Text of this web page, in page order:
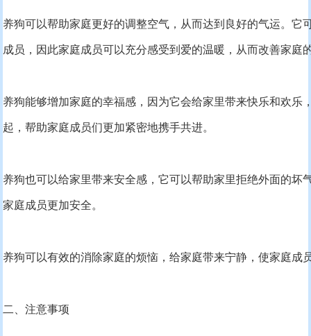
养狗可以帮助家庭更好的调整空气，从而达到良好的气运。它
成员，因此家庭成员可以充分感受到爱的温暖，从而改善家庭
养狗能够增加家庭的幸福感，因为它会给家里带来快乐和欢乐
起，帮助家庭成员们更加紧密地携手共进。
养狗也可以给家里带来安全感，它可以帮助家里拒绝外面的坏
家庭成员更加安全。
养狗可以有效的消除家庭的烦恼，给家庭带来宁静，使家庭成
二、注意事项